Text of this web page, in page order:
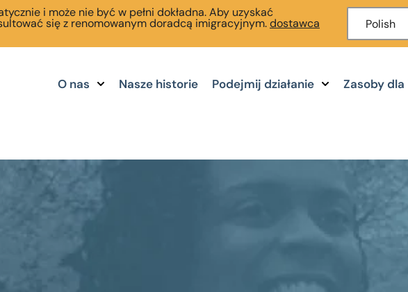
i może nie być w pełni dokładna. Aby uzyskać
się z renomowanym doradcą imigracyjnym.dostawca Polish
O nas Nasze historie Podejmij działanie Zasoby